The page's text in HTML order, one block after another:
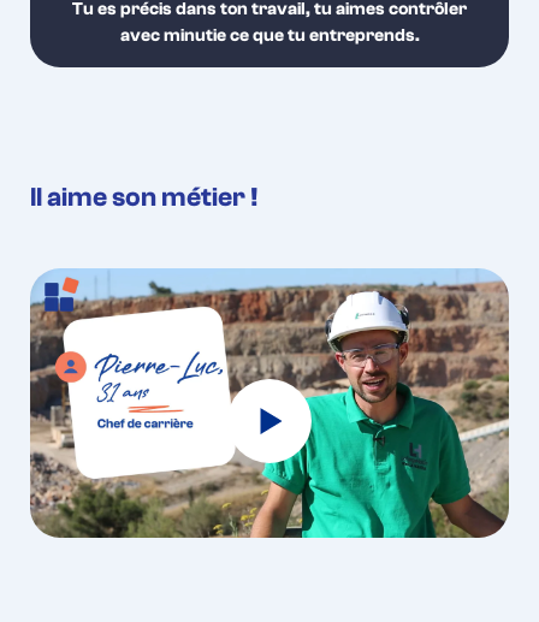
Tu es précis dans ton travail, tu aimes contrôler
avec minutie ce que tu entreprends.
Il aime son métier !